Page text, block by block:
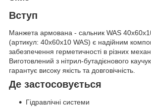
Вступ
Манжета армована - сальник WAS
(артикул: 40x60x10 WAS) є надійним
забезпечення герметичності в різних
Виготовлений з нітрил-бутадієнового
гарантує високу якість та довговічність.
Де застосовується
Гідравлічні системи